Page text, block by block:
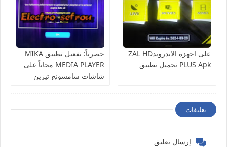
على اجهزة الاندرويدZAL HD
PLUS Apk تحميل تطبيق
حصرياً: تفعيل تطبيق MIKA
MEDIA PLAYER مجاناً على
شاشات سامسونج تيزين
تعليقات
إرسال تعليق